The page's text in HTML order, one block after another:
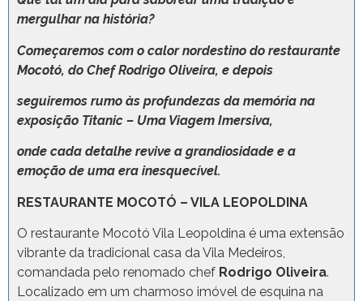
mergulhar na história?
Começaremos com o calor nordestino do restaurante
Mocotó, do Chef Rodrigo Oliveira, e depois
seguiremos rumo às profundezas da memória na
exposição Titanic – Uma Viagem Imersiva,
onde cada detalhe revive a grandiosidade e a
emoção de uma era inesquecível.
RESTAURANTE MOCOTÓ – VILA LEOPOLDINA
O restaurante Mocotó Vila Leopoldina é uma extensão
vibrante da tradicional casa da Vila Medeiros,
comandada pelo renomado chef Rodrigo Oliveira.
Localizado em um charmoso imóvel de esquina na